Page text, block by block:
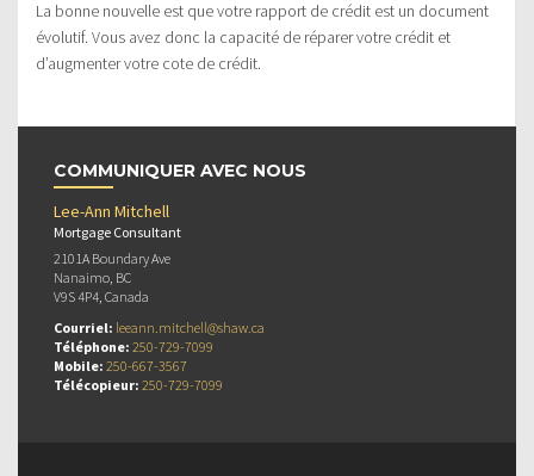
La bonne nouvelle est que votre rapport de crédit est un document
évolutif. Vous avez donc la capacité de réparer votre crédit et
d’augmenter votre cote de crédit.
COMMUNIQUER AVEC NOUS
Lee-Ann Mitchell
Mortgage Consultant
2101A Boundary Ave
Nanaimo, BC
V9S 4P4, Canada
Courriel: leeann.mitchell@shaw.ca
Téléphone: 250-729-7099
Mobile: 250-667-3567
Télécopieur: 250-729-7099